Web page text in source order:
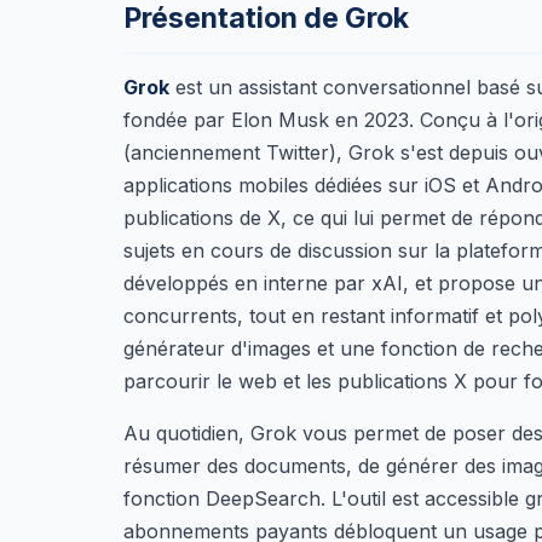
Présentation de Grok
Grok est un assistant conversationnel basé
fondée par Elon Musk en 2023. Conçu à
(anciennement Twitter), Grok s'est depuis
applications mobiles dédiées sur iOS et
publications de X, ce qui lui permet de
sujets en cours de discussion sur la
développés en interne par xAI, et propose
concurrents, tout en restant informatif et
générateur d'images et une fonction de
parcourir le web et les publications X pour
Au quotidien, Grok vous permet de poser
résumer des documents, de générer des
fonction DeepSearch. L'outil est accessible
abonnements payants débloquent un usage